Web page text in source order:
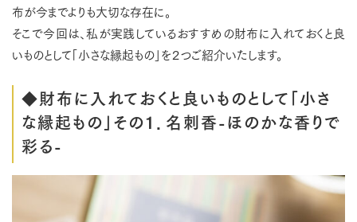
布が今までよりも大切な存在に。
そこで今回は、私が実践しているおすすめの財布に入れておくと良
いものとして「小さな縁起もの」を２つご紹介いたします。
◆財布に入れておくと良いものとして「小さ
な縁起もの」その１．名刺香-ほのかな香りで
彩る-